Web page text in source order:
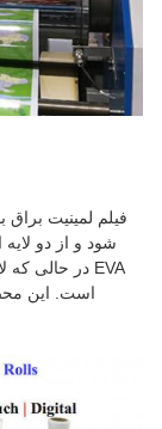
فیلم لمینیت
شود و از دو
است. این